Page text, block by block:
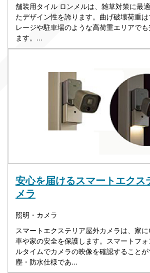
舗装用タイル ロンメルは、雑草対策に最
たデザイン性を誇ります。曲げ破壊荷重
レージや駐車場のような高荷重エリアで
ます。...
安心を届けるスマートエクス
メラ
照明・カメラ
スマートエクステリア屋外カメラは、家
車や家の安全を保護します。スマートフ
ルタイムでカメラの映像を確認すること
塵・防水仕様であ...